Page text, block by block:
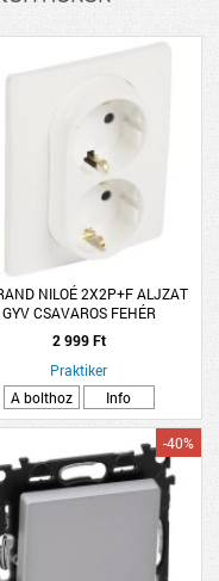
NILOÉ 2X2P+F ALJZAT
GYV CSAVAROS FEHÉR
2 999 Ft
Praktiker
A bolthoz
Info
-40%